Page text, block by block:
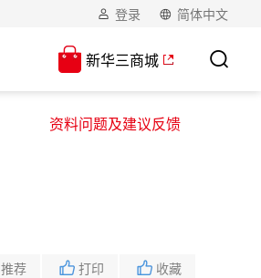
登录 简体中文
新华三商城
资料问题及建议反馈
收藏
打印
推荐